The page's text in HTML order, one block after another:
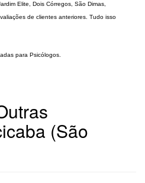
Elite, Dois Córregos, São Dimas,
de clientes anteriores. Tudo isso
para Psicólogos.
(São